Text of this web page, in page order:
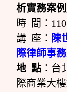
析實務案例
時 間：
講 座： 陳
際律師事
地 點 ：台
際商業大樓